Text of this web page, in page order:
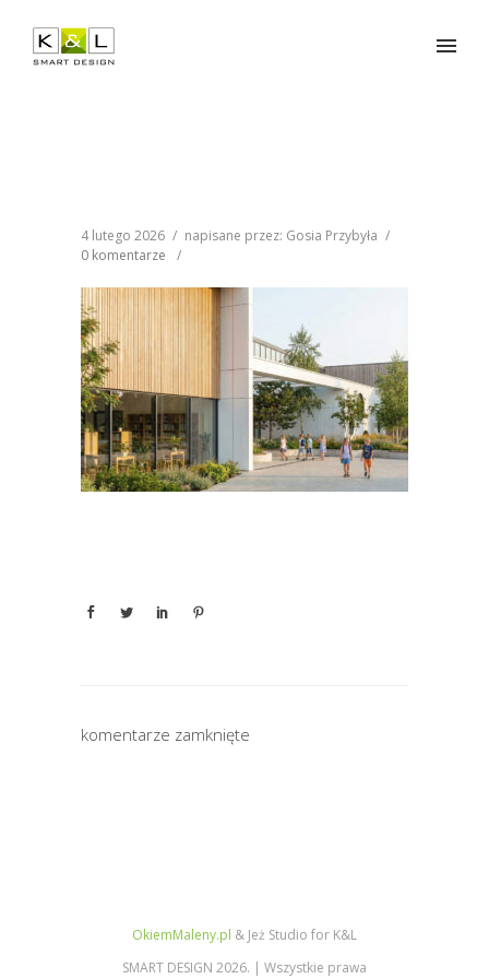
4 lutego 2026 / napisane przez: Gosia Przybyła /
0 komentarze
/
komentarze zamknięte
OkiemMaleny.pl & Jeż Studio for K&L
SMART DESIGN 2026. | Wszystkie prawa